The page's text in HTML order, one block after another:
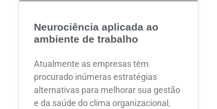
Neurociência aplicada ao
ambiente de trabalho
Atualmente as empresas têm
procurado inúmeras estratégias
alternativas para melhorar sua gestão
e da saúde do clima organizacional,